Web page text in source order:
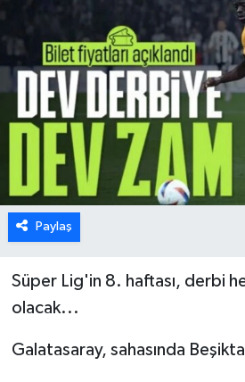
Paylaş
Süper Lig'in 8. haftası, derbi
olacak...
Galatasaray, sahasında